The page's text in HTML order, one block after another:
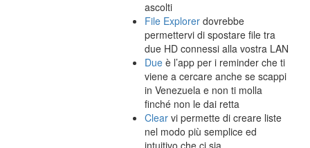
ascolti
File Explorer dovrebbe
permettervi di spostare file tra
due HD connessi alla vostra LAN
Due è l’app per i reminder che ti
viene a cercare anche se scappi
in Venezuela e non ti molla
finché non le dai retta
Clear vi permette di creare liste
nel modo più semplice ed
intuitivo che ci sia